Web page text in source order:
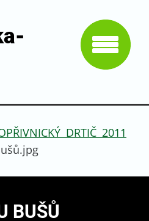
DRTIČ 2011
BUŠŮ